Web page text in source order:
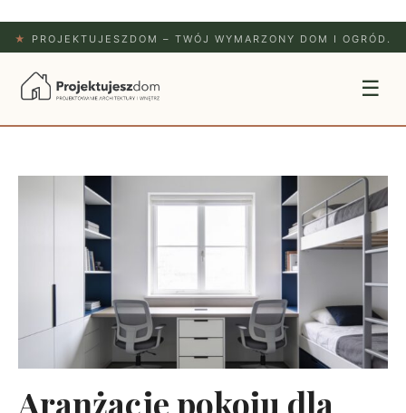
★ PROJEKTUJESZDOM – TWÓJ WYMARZONY DOM I OGRÓD.
☰
Aranżacje pokoju dla